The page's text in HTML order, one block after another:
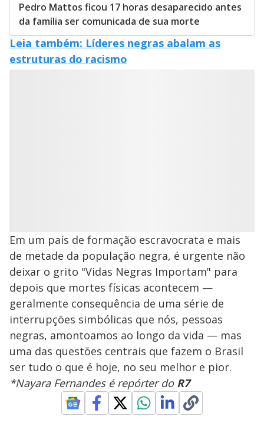
Pedro Mattos ficou 17 horas desaparecido antes
da família ser comunicada de sua morte
Leia também: Líderes negras abalam as
estruturas do racismo
Em um país de formação escravocrata e mais
de metade da população negra, é urgente não
deixar o grito "Vidas Negras Importam" para
depois que mortes físicas acontecem —
geralmente consequência de uma série de
interrupções simbólicas que nós, pessoas
negras, amontoamos ao longo da vida — mas
uma das questões centrais que fazem o Brasil
ser tudo o que é hoje, no seu melhor e pior.
*Nayara Fernandes é repórter doR7